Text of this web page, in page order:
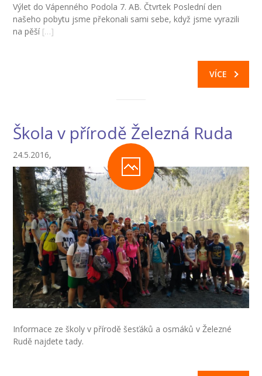
-- Cizí strávníci
-- Zájmová činnost – nabízené kroužky
-- Školská rada
-- Spolek rodičů
-- Přijímací řízení na SŠ
-- Ke stažení
-- Důležité informace
-- Informace pro cizince
Novinky
GDPR
Výlet do Vápenného Podola 7. AB. Čtvrtek Poslední den
našeho pobytu jsme překonali sami sebe, když jsme vyrazili
na pěší […]
VÍCE
Škola v přírodě Železná Ruda
24.5.2016,
Informace ze školy v přírodě šesťáků a osmáků v Železné
Rudě najdete tady.